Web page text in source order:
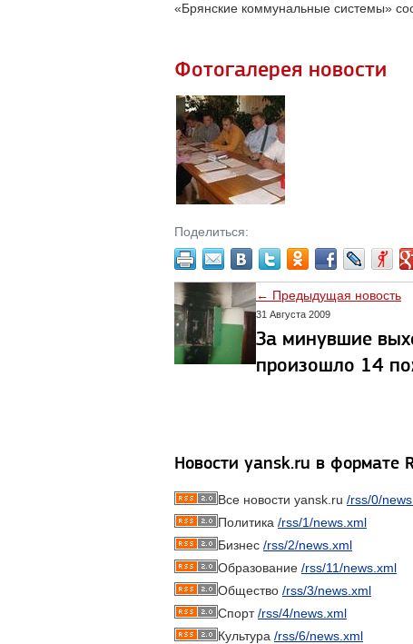
«Брянские коммунальные системы»
Фотогалерея новости
Поделиться:
← Предыдущая новость
31 Августа 2009
За минувшие
произошло 14
Новости yansk.ru в формате
Все новости yansk.ru /rss/0/
Политика /rss/1/news.xml
Бизнес /rss/2/news.xml
Образование /rss/11/news.xml
Общество /rss/3/news.xml
Спорт/rss/4/news.xml
Культура /rss/6/news.xml